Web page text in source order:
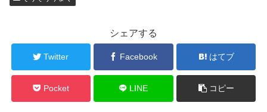
シェアする
Twitter Facebook はてブ
Pocket LINE コピー